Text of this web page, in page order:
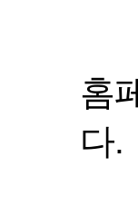
홈
다.